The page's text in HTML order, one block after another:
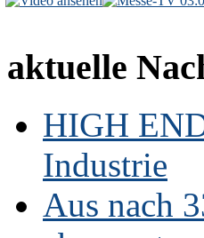
aktuelle
HIGH
Industrie
Aus nach